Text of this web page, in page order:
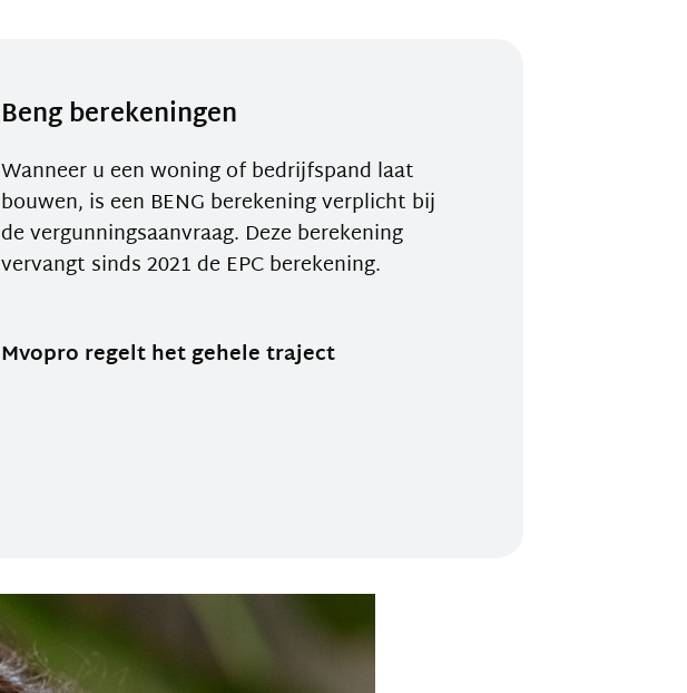
Beng berekeningen
Wanneer u een woning of bedrijfspand laat
bouwen, is een BENG berekening verplicht bij
de vergunningsaanvraag. Deze berekening
vervangt sinds 2021 de EPC berekening.
Mvopro regelt het gehele traject